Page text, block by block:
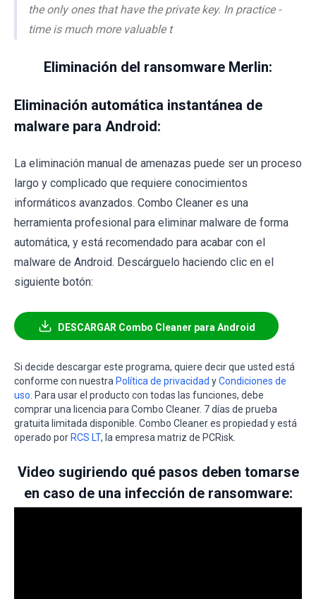
the only ones that have the private key. In practice -
time is much more valuable t
Eliminación del ransomware Merlin:
Eliminación automática instantánea de
malware para Android:
La eliminación manual de amenazas puede ser un proceso
largo y complicado que requiere conocimientos
informáticos avanzados. Combo Cleaner es una
herramienta profesional para eliminar malware de forma
automática, y está recomendado para acabar con el
malware de Android. Descárguelo haciendo clic en el
siguiente botón:
DESCARGAR Combo Cleaner para Android
Si decide descargar este programa, quiere decir que usted está
conforme con nuestra Política de privacidad yCondiciones de
uso . Para usar el producto con todas las funciones, debe
comprar una licencia para Combo Cleaner. 7 días de prueba
gratuita limitada disponible. Combo Cleaner es propiedad y está
operado por RCS LT, la empresa matriz de PCRisk.
Video sugiriendo qué pasos deben tomarse
en caso de una infección de ransomware: